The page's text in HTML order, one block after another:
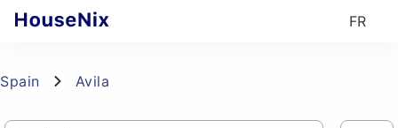
FR
Spain Avila